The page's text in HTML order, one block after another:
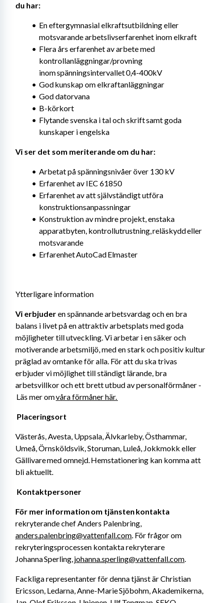
du har:
En eftergymnasial elkraftsutbildning eller
motsvarande arbetslivserfarenhet inom elkraft
Flera års erfarenhet av arbete med
kontrollanläggningar/provning
inom spänningsintervallet 0,4-400kV
God kunskap om elkraftanläggningar
God datorvana
B-körkort
Flytande svenska i tal och skrift samt goda
kunskaper i engelska
Vi ser det som meriterande om du har:
Arbetat på spänningsnivåer över 130 kV
Erfarenhet av IEC 61850
Erfarenhet av att självständigt utföra
konstruktionsanpassningar
Konstruktion av mindre projekt, enstaka
apparatbyten, kontrollutrustning, reläskydd eller
motsvarande
Erfarenhet AutoCad Elmaster
Ytterligare information
Vi erbjuder en spännande arbetsvardag och en bra
balans i livet på en attraktiv arbetsplats med goda
möjligheter till utveckling. Vi arbetar i en säker och
motiverande arbetsmiljö, med en stark och positiv kultur
präglad av omtanke för alla. För att du ska trivas
erbjuder vi möjlighet till ständigt lärande, bra
arbetsvillkor och ett brett utbud av personalförmåner -
Läs mer om våra förmåner här.
Placeringsort
Västerås, Avesta, Uppsala, Älvkarleby, Östhammar,
Umeå, Örnsköldsvik, Storuman, Luleå, Jokkmokk eller
Gällivare med omnejd. Hemstationering kan komma att
bli aktuellt.
Kontaktpersoner
För mer information om tjänsten kontakta
anders.palenbring@vattenfall.com. För frågor om
rekryteringsprocessen kontakta rekryterare
Johanna Sperling, johanna.sperling@vattenfall.com.
Fackliga representanter för denna tjänst är Christian
Ericsson, Ledarna, Anne-Marie Sjöbohm, Akademikerna,